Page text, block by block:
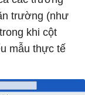
trường (như
khi cột
mẫu thực tế